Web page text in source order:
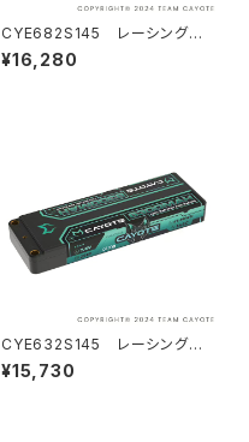
CYE682S145 レーシングリ
ポバッテリー 6800mAh ,145C
,2S1P ,7.6V ,51.68Wh
¥16,280
CYE632S145 レーシングリ
ポバッテリー 6300mAh ,145C
,2S1P ,7.6V ,47.88Wh
¥15,730